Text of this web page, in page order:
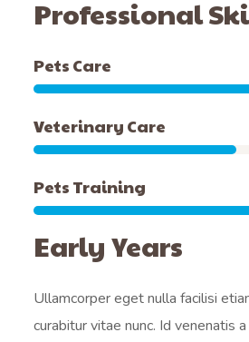
Professional
Pets Care
Veterinary Care
Pets Training
Early Years
Ullamcorper eget nulla facilisi
curabitur vitae nunc. Id venenatis